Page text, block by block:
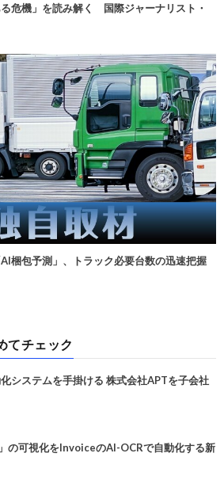
る危機」を読み解く 国際ジャーナリスト・
AI梱包予測」、トラック必要台数の迅速把握
てチェック
システムを手掛ける 株式会社APTを子会社
の可視化をInvoiceのAI-OCRで自動化する新